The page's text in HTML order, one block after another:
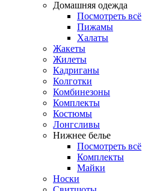
Домашняя одежда
Посмотреть всё
Пижамы
Халаты
Жакеты
Жилеты
Кадриганы
Колготки
Комбинезоны
Комплекты
Костюмы
Лонгсливы
Нижнее белье
Посмотреть всё
Комплекты
Майки
Носки